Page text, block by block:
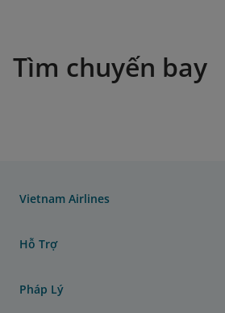
Tìm chuyến bay
Vietnam Airlines
Hỗ Trợ
Pháp Lý